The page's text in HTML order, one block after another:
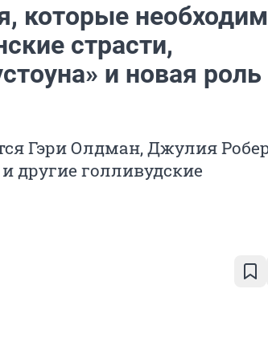
которые
страсти,
и новая роль
Гэри Олдман, Джулия
другие голливудские